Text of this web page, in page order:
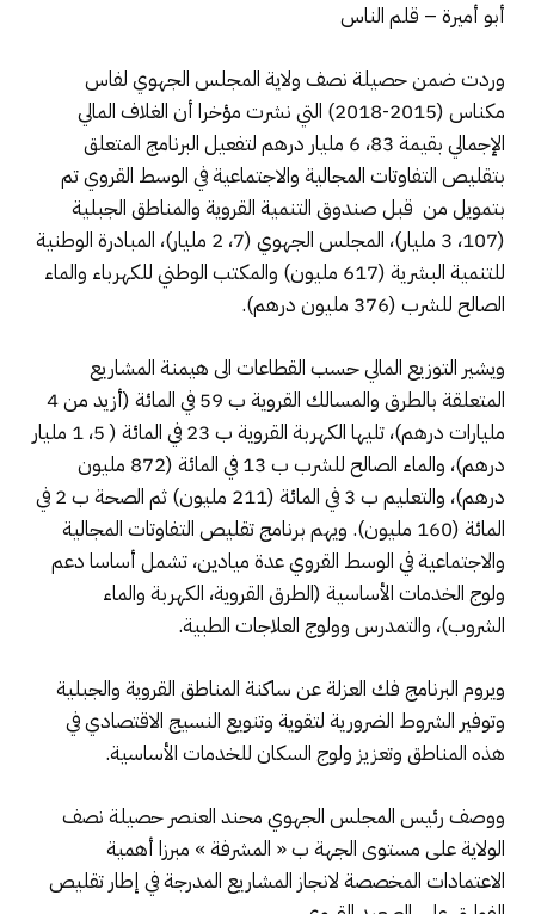
أبو أميرة – قلم الناس
وردت ضمن حصيلة نصف ولاية المجلس الجهوي لفاس
مكناس (2015-2018) التي نشرت مؤخرا أن الغلاف المالي
الإجمالي بقيمة 83، 6 مليار درهم لتفعيل البرنامج المتعلق
بتقليص التفاوتات المجالية والاجتماعية في الوسط القروي تم
بتمويل من قبل صندوق التنمية القروية والمناطق الجبلية
(107، 3 مليار)، المجلس الجهوي (7، 2 مليار)، المبادرة الوطنية
للتنمية البشرية (617 مليون) والمكتب الوطني للكهرباء والماء
الصالح للشرب (376 مليون درهم).
ويشير التوزيع المالي حسب القطاعات الى هيمنة المشاريع
المتعلقة بالطرق والمسالك القروية ب 59 في المائة (أزيد من 4
مليارات درهم)، تليها الكهربة القروية ب 23 في المائة ( 5، 1 مليار
درهم)، والماء الصالح للشرب ب 13 في المائة (872 مليون
درهم)، والتعليم ب 3 في المائة (211 مليون) ثم الصحة ب 2 في
المائة (160 مليون). ويهم برنامج تقليص التفاوتات المجالية
والاجتماعية في الوسط القروي عدة ميادين، تشمل أساسا دعم
ولوج الخدمات الأساسية (الطرق القروية، الكهربة والماء
الشروب)، والتمدرس وولوج العلاجات الطبية.
ويروم البرنامج فك العزلة عن ساكنة المناطق القروية والجبلية
وتوفير الشروط الضرورية لتقوية وتنويع النسيج الاقتصادي في
هذه المناطق وتعزيز ولوج السكان للخدمات الأساسية.
ووصف رئيس المجلس الجهوي محند العنصر حصيلة نصف
الولاية على مستوى الجهة ب « المشرفة » مبرزا أهمية
الاعتمادات المخصصة لانجاز المشاريع المدرجة في إطار تقليص